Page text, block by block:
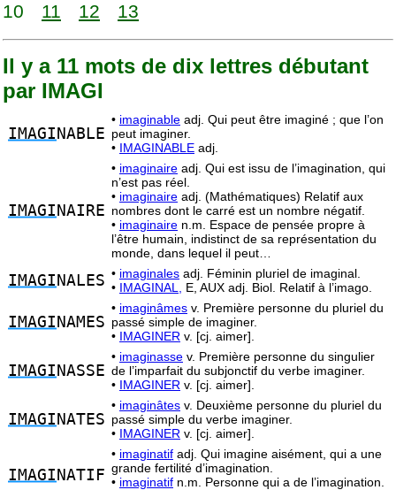
10
11 12 13
Il y a 11 mots de dix lettres débutant
par IMAGI
IMAGI NABLE
• imaginable adj. Qui peut être imaginé ; que l’on
peut imaginer.
• IMAGINABLE adj.
IMAGI NAIRE
• imaginaire adj. Qui est issu de l’imagination, qui
n’est pas réel.
• imaginaire adj. (Mathématiques) Relatif aux
nombres dont le carré est un nombre négatif.
• imaginaire n.m. Espace de pensée propre à
l’être humain, indistinct de sa représentation du
monde, dans lequel il peut…
IMAGI NALES • imaginales adj. Féminin pluriel de imaginal.
• IMAGINAL, E, AUX adj. Biol. Relatif à l’imago.
IMAGI NAMES
• imaginâmes v. Première personne du pluriel du
passé simple de imaginer.
• IMAGINER v. [cj. aimer].
IMAGI NASSE
• imaginasse v. Première personne du singulier
de l’imparfait du subjonctif du verbe imaginer.
• IMAGINER v. [cj. aimer].
IMAGI NATES
• imaginâtes v. Deuxième personne du pluriel du
passé simple du verbe imaginer.
• IMAGINER v. [cj. aimer].
IMAGI NATIF
• imaginatif adj. Qui imagine aisément, qui a une
grande fertilité d’imagination.
• imaginatif n.m. Personne qui a de l’imagination.